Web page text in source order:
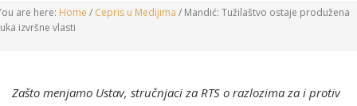
are here: Home / Cepris u Medijima / Mandić: Tužilaštvo ostaje produžena
izvršne vlasti
Zašto menjamo Ustav, stručnjaci za RTS o razlozima za i protiv